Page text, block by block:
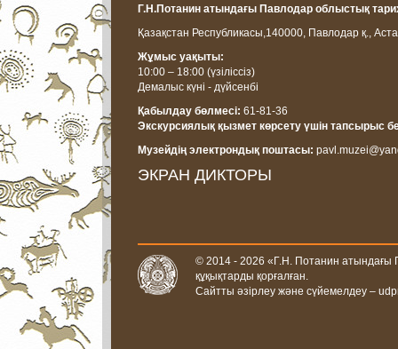
Г.Н.Потанин атындағы Павлодар облыстық
Қазақстан Республикасы,140000, Павлодар қ.,
Жұмыс уақыты:
10:00 – 18:00 (үзіліссіз)
Демалыс күні - дүйсенбі
Қабылдау бөлмесі: 61-81-36
Экскурсиялық қызмет көрсету үшін тапсырыс
Музейдің электрондық поштасы:
ЭКРАН ДИКТОРЫ
© 2014 - 2026 «Г.Н. Потанин атындағы
құқықтарды қорғалған.
Сайтты әзірлеу және сүйемелдеу –